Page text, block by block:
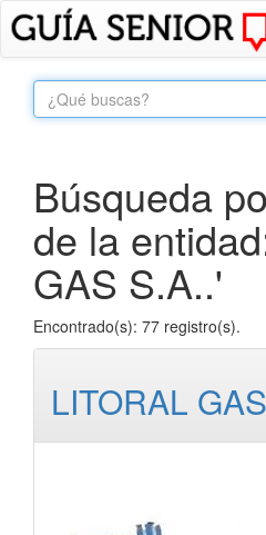
Búsqueda
de la
GAS S.A..'
Encontrado(s): 77 registro(s).
LITORAL